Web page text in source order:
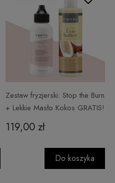
Zestaw fryzjerski: Stop the Burn
+ Lekkie Masło Kokos GRATIS!
119,00 zł
Do koszyka